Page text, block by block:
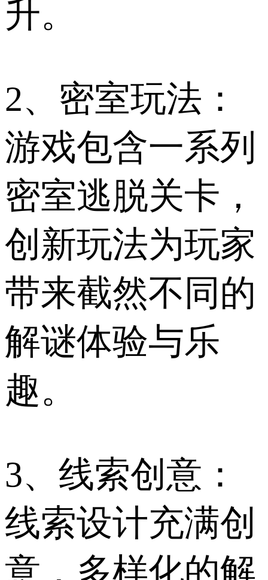
升。
2、密室玩法：
游戏包含一系列
密室逃脱关卡，
创新玩法为玩家
带来截然不同的
解谜体验与乐
趣。
3、线索创意：
线索设计充满创
意，多样化的解